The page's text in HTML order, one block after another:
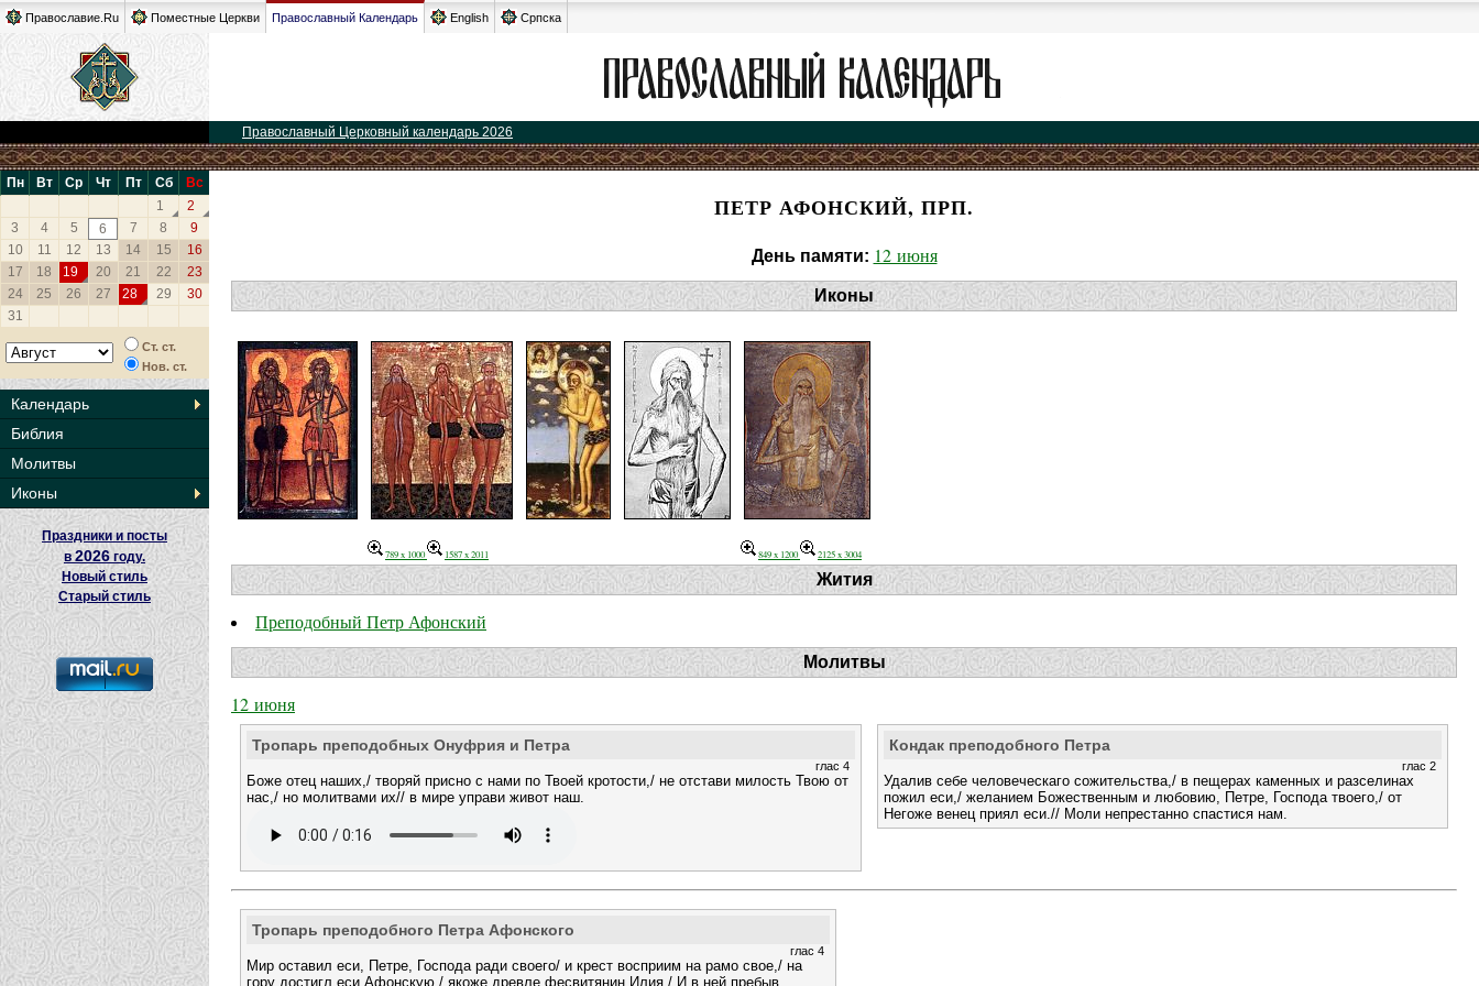
Православие.Ru Поместные Церкви Православный Календарь English Српска
Православный Церковный календарь 2026
Пн Вт Ср Чт Пт Сб
Вс
1
2
3
4 5 6 7 8
9
10
11 12 13 14 15
16
17
18 19 20 21 22
23
24
25 26 27 28 29
30
31
Ст. ст.
Нов. ст.
Календарь
Библия
Молитвы
Иконы
Праздники и посты
в2026 году.
Новый стиль
Старый стиль
ПЕТР АФОНСКИЙ, ПРП.
День памяти: 12 июня
Иконы
789 x 1000 1587 x 2011 849 x 1200 2125 x 3004
Жития
Преподобный Петр Афонский
Молитвы
12 июня
Тропарь преподобных Онуфрия и Петра
глас 4
Боже отец наших,/ творяй присно с нами по Твоей кротости,/ не отстави милость Твою от
нас,/ но молитвами их// в мире управи живот наш.
Кондак преподобного Петра
глас 2
Удалив себе человеческаго сожительства,/ в пещерах каменных и разселинах
пожил еси,/ желанием Божественным и любовию, Петре, Господа твоего,/ от
Негоже венец приял еси.// Моли непрестанно спастися нам.
Тропарь преподобного Петра Афонского
глас 4
Мир оставил еси, Петре, Господа ради своего/ и крест восприим на рамо свое,/ на
гору достигл еси Афонскую,/ якоже древле фесвитянин Илия./ И в ней пребыв